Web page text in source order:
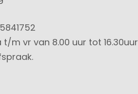
m vr van 8.00 uur tot 16.30uur